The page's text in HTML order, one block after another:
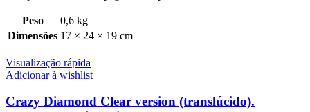
Peso
0,6 kg
Dimensões 17 × 24 × 19 cm
Visualização rápida
Adicionar à wishlist
Crazy Diamond Clear version (translúcido).